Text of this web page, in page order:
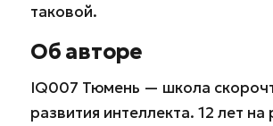
таковой.
Об авторе
IQ007 Тюмень — школа
развития интеллекта. 12 лет